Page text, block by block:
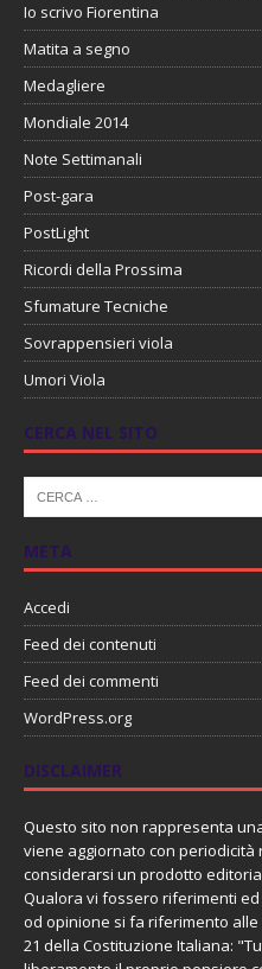
Io scrivo Fiorentina
Matita a segno
Medagliere
Mondiale 2014
Note Settimanali
Post-gara
PostLight
Ricordi della Prossima
Sfumature Tecniche
Sovrappensieri viola
Umori Viola
CERCA NEL SITO
META
Accedi
Feed dei contenuti
Feed dei commenti
WordPress.org
DISCLAIMER
Questo sito non rappresenta
viene aggiornato con
considerarsi un prodotto
Qualora vi fossero riferimenti
od opinione si fa riferimento
21 della Costituzione Italiana: